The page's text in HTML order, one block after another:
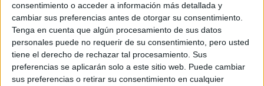
consentimiento o acceder a información más detallada y
cambiar sus preferencias antes de otorgar su consentimiento.
Tenga en cuenta que algún procesamiento de sus datos
personales puede no requerir de su consentimiento, pero usted
tiene el derecho de rechazar tal procesamiento. Sus
preferencias se aplicarán solo a este sitio web. Puede cambiar
sus preferencias o retirar su consentimiento en cualquier